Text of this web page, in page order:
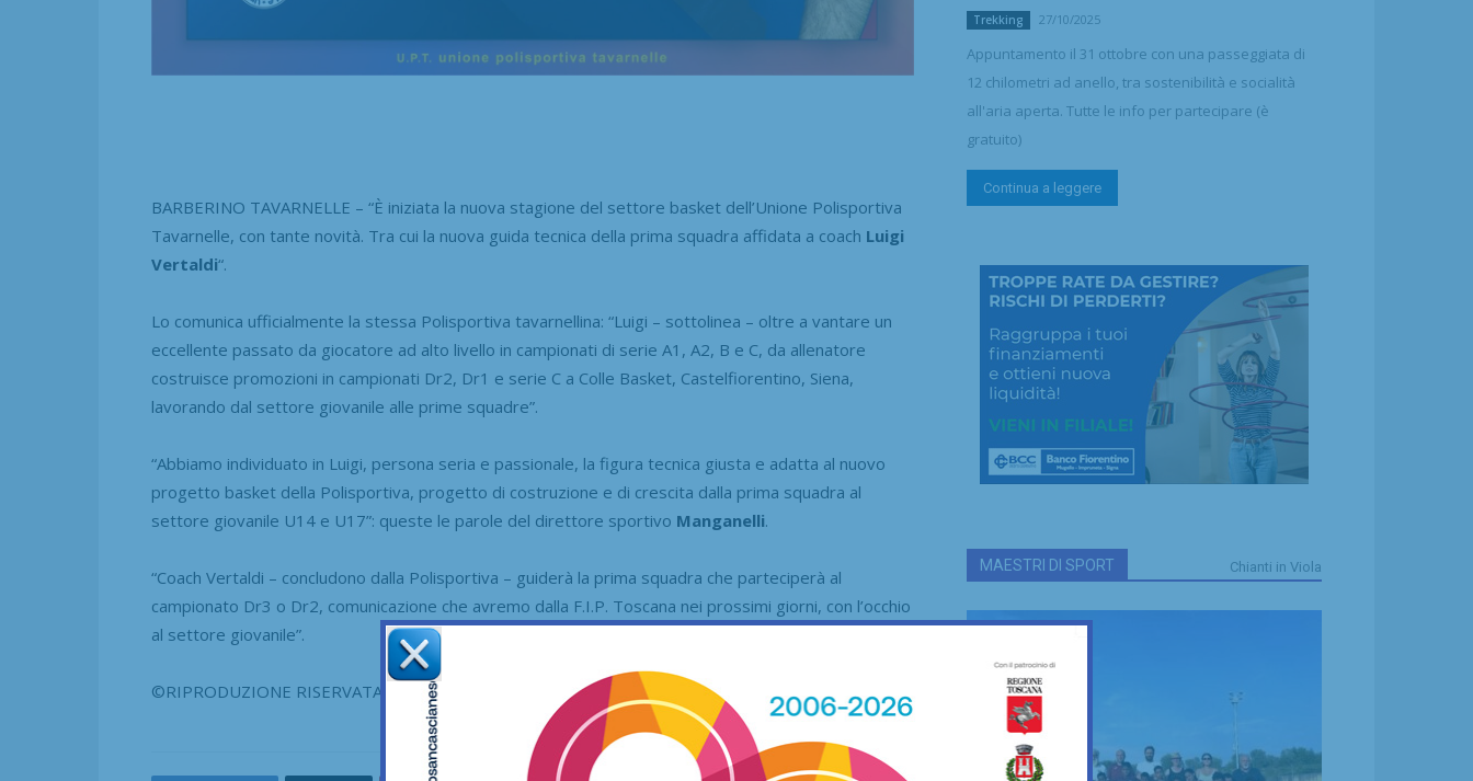
BARBERINO TAVARNELLE – “È iniziata la nuova stagione del settore basket dell’Unione Polisportiva
Tavarnelle, con tante novità. Tra cui la nuova guida tecnica della prima squadra affidata a coach Luigi
Vertaldi“.
Lo comunica ufficialmente la stessa Polisportiva tavarnellina: “Luigi – sottolinea – oltre a vantare un
eccellente passato da giocatore ad alto livello in campionati di serie A1, A2, B e C, da allenatore
costruisce promozioni in campionati Dr2, Dr1 e serie C a Colle Basket, Castelfiorentino, Siena,
lavorando dal settore giovanile alle prime squadre”.
“Abbiamo individuato in Luigi, persona seria e passionale, la figura tecnica giusta e adatta al nuovo
progetto basket della Polisportiva, progetto di costruzione e di crescita dalla prima squadra al
settore giovanile U14 e U17”: queste le parole del direttore sportivo Manganelli.
“Coach Vertaldi – concludono dalla Polisportiva – guiderà la prima squadra che parteciperà al
campionato Dr3 o Dr2, comunicazione che avremo dalla F.I.P. Toscana nei prossimi giorni, con l’occhio
al settore giovanile”.
©RIPRODUZIONE RISERVATA
Trekking 27/10/2025
Appuntamento il 31 ottobre con una passeggiata di
12 chilometri ad anello, tra sostenibilità e socialità
all'aria aperta. Tutte le info per partecipare (è
gratuito)
Continua a leggere
MAESTRI DI SPORT Chianti in Viola